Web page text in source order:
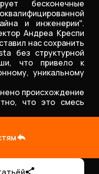
бесконечные
и инженерии‟.
Андреа Креспи
нас сохранить
без структурной
что привело к
уникальному
происхождение
что это смесь